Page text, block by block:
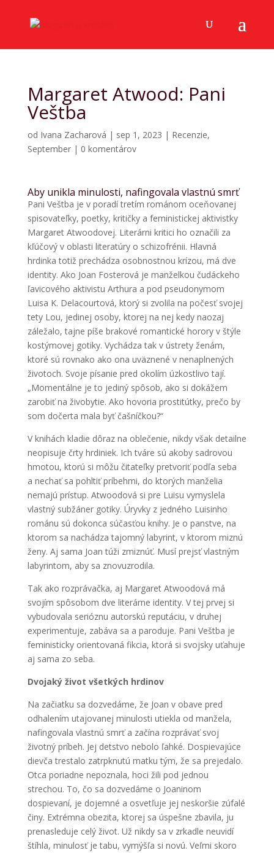
Margaret Atwood: Pani
Veštba
od Ivana Zacharová | sep 1, 2023 | Recenzie,
September| 0 komentárov
Aby unikla minulosti, nafingovala vlastnú smrť
Pani Veštba je v poradí tretím románom oceňovanej
spisovateľky, poetky, kritičky a feministickej aktivistky
Margaret Atwoodovej. Literárni kritici ho označili za
kľúčový v oblasti literatúry o schizofrénii. Hlavná
hrdinka totiž prechádza osobnostnou krízou, má dve
identity. Ako Joan Fosterová je manželkou čudáckeho
ľavicového aktivistu Arthura a pod pseudonymom
Luisa K. Delacourtová, ktorý si zvolila na počesť svojej
tety Lou, jedinej osoby, ktorej na nej kedy naozaj
záležalo, tajne píše brakové romantické horory v štýle
kostýmovej gotiky. Vychádza tak v ústrety ženám,
ktoré sú rovnako ako ona uväznené v nenaplnených
životoch. Svoje písanie pred okolím úzkostlivo tají.
„Momentálne je to jediný spôsob, ako si dokážem
zarobiť na živobytie. Ako hovoria prostitútky, prečo by
som dočerta mala byť čašníčkou?“
V knihách kladie dôraz na oblečenie, nikdy však detailne
neopisuje črty hrdiniek. Ich tváre sú akoby sadrovou
hmotou, ktorú si môžu čitateľky pretvoriť podľa seba
a nechať sa pohltiť príbehmi, do ktorých manželia
nemajú prístup. Atwoodová si pre Luisu vymyslela
vlastný subžáner gotiky. Úryvky z jedného Luisinho
románu sú dokonca súčasťou knihy. Je o panstve, na
ktorom sa nachádza tajomný labyrint, v ktorom miznú
ženy. Aj sama Joan túži zmiznúť. Musí prejsť vlastným
labyrintom, aby sa znovuzrodila.
Tak ako rozprávačka, aj Margaret Atwoodová má
svojím spôsobom dve literárne identity. V tej prvej si
vybudovala serióznu autorskú reputáciu, v druhej
experimentuje, zabáva sa a paroduje. Pani Veštba je
feministicky orientovaná fikcia, ktorá si svojsky uťahuje
aj sama zo seba.
Dvojaký život všetkých hrdinov
Na začiatku sa dozvedáme, že Joan v obave pred
odhalením utajovanej minulosti utiekla od manžela,
nafingovala vlastnú smrť a začína rozprávať svoj
životný príbeh. Jej detstvo nebolo ľahké. Dospievajúce
dievča trestalo zatrpknutú matku tým, že sa prejedalo.
Otca poriadne nepoznala, hoci žili pod jednou
strechou. To, čo sa dozvedáme o Joaninom
dospievaní, je dojemné a osvetľuje jej neskoršie zúfalé
činy. Extrémna obezita, ktorej sa úspešne zbavila, ju
prenasleduje celý život. Už nikdy sa v zrkadle neuvidí
štíhla, minulosť je tabu, vymýšľa si novú. Veľmi skoro